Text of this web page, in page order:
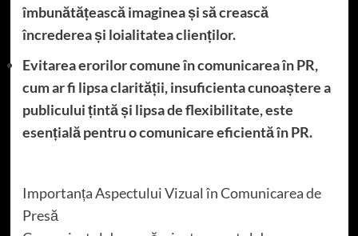
îmbunătățească imaginea și să crească
încrederea și loialitatea clienților.
Evitarea erorilor comune în comunicarea în PR,
cum ar fi lipsa clarității, insuficienta cunoaștere a
publicului țintă și lipsa de flexibilitate, este
esențială pentru o comunicare eficientă în PR.
Importanța Aspectului Vizual în Comunicarea de
Presă